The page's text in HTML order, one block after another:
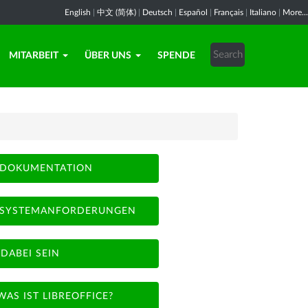
English 中文 (简体) Deutsch Español Français Italiano More...
MITARBEIT ÜBER UNS SPENDE
DOKUMENTATION
SYSTEMANFORDERUNGEN
DABEI SEIN
IST LIBREOFFICE?